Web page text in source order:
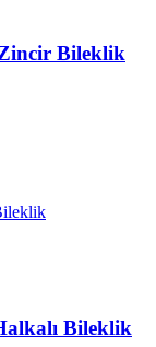
Bileklik
Bileklik